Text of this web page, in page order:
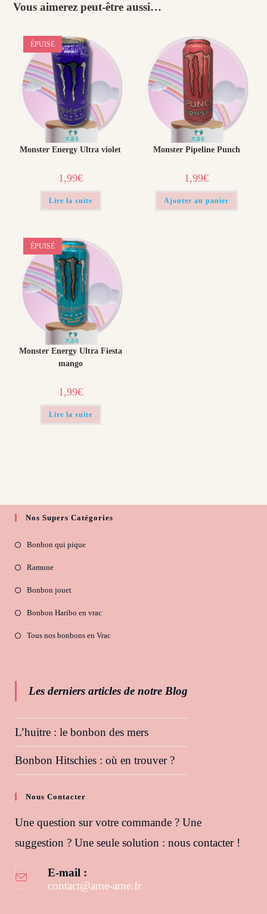
Vous aimerez peut-être aussi…
ÉPUISÉ
Monster Energy Ultra violet
1,99€
Lire la suite
Monster Pipeline Punch
1,99€
Ajouter au panier
ÉPUISÉ
Monster Energy Ultra Fiesta
mango
1,99€
Lire la suite
Nos Supers Catégories
Bonbon qui pique
Ramune
Bonbon jouet
Bonbon Haribo en vrac
Tous nos bonbons en Vrac
Les derniers articles de notre Blog
L’huitre : le bonbon des mers
Bonbon Hitschies : où en trouver ?
Nous Contacter
Une question sur votre commande ? Une
suggestion ? Une seule solution : nous contacter !
E-mail :
contact@ame-ame.frS’ouvre dans votre application